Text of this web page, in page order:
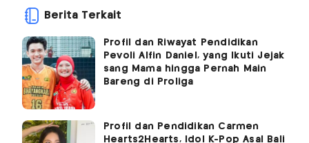
Berita Terkait
Profil dan Riwayat Pendidikan
Pevoli Alfin Daniel, yang Ikuti Jejak
sang Mama hingga Pernah Main
Bareng di Proliga
Profil dan Pendidikan Carmen
Hearts2Hearts, Idol K-Pop Asal Bali